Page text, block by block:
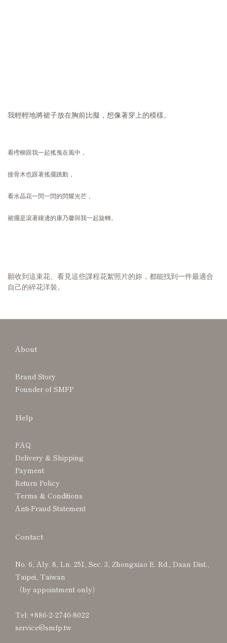
我輕輕地將裙子放在胸前比擬，想像著穿上的模樣。
看檉柳跟我一起搖曳在風中，
接骨木也跟著搖擺跳動，
看水晶花一閃一閃的閃耀光芒，
裙擺是滾著鑲邊的康乃馨與我一起旋轉。
願收到這束花、看見這些課程花絮照片的妳， 都能找到一件最適合
自己的碎花洋裝。
About
Brand Story
Founder of SMFP
Help
FAQ
Delivery & Shipping
Payment
Return Policy
Terms & Conditions
Anti-Fraud Statement
Contact
No. 6, Aly. 8, Ln. 251, Sec. 3, Zhongxiao E. Rd., Daan Dist.,
Taipei, Taiwan
（by appointment only）
Tel: +886-2-2740-8022
service@smfp.tw